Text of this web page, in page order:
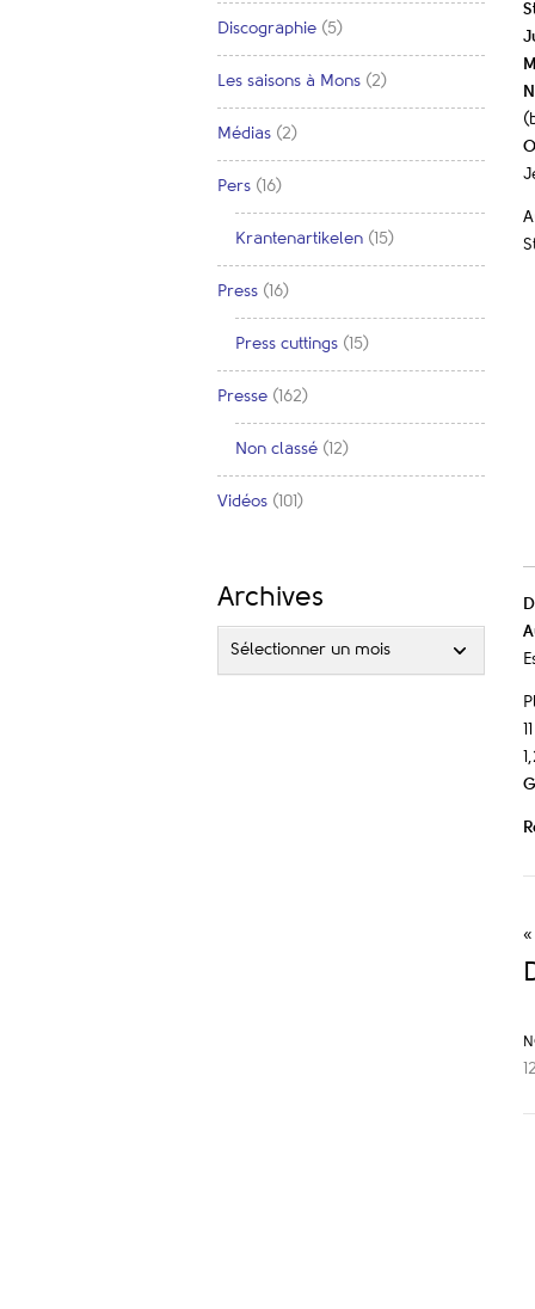
Discographie (5)
Les saisons à Mons (2)
Médias (2)
Pers (16)
Krantenartikelen (15)
Press (16)
Press cuttings (15)
Presse (162)
Non classé (12)
Vidéos (101)
Archives
Sélectionner un mois